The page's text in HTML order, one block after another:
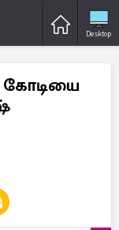
Desktop
கோடியை